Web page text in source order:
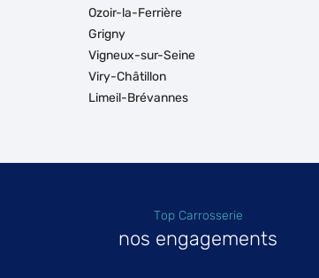
Ozoir-la-Ferrière
Grigny
Vigneux-sur-Seine
Viry-Châtillon
Limeil-Brévannes
Top Carrosserie
nos engagements